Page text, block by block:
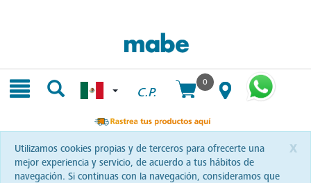
C.P.
0
x
Utilizamos cookies propias y de terceros para ofrecerte una
mejor experiencia y servicio, de acuerdo a tus hábitos de
navegación. Si continuas con la navegación, consideramos que